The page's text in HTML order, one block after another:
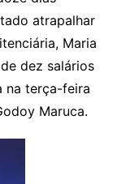
atrapalhar
Maria
dez salários
na terça-feira
Maruca.